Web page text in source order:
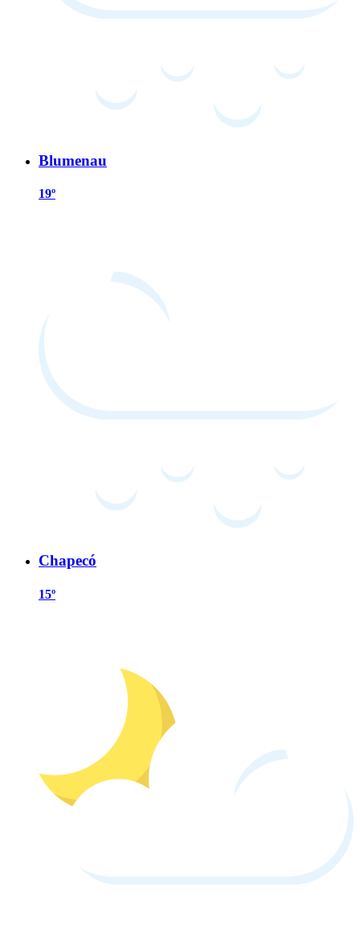
Blumenau
19º
Chapecó
15º